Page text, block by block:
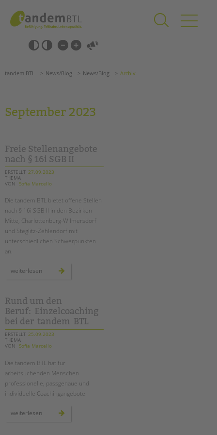
springen
Barrierefrei-
Einstellungen
überspringen
überspringen
Grundschulen
Förderzentren
Kollegs
EFöB
Schulbezogene Sozialarbeit
HILFEN ZUR ERZIEHUNG
EINGLIEDERUNGSHILFE
Zertfikatskurse
Seminarkalender
Seminarräume
STADTTEILARBEIT
PROFIL | LEITBILD
Bereiche im Überblick
Kinder- und Jugendschutz
Gesellschafter VdK
Suchen
tandem BTL News/Blog News/Blog Archiv
September 2023
Freie Stellenangebote
nach § 16i SGB II
ERSTELLT 27.09.2023
THEMA
VON
Sofia Marcello
Die tandem BTL bietet offene Stellen
nach § 16i SGB II in den Bezirken
Mitte, Charlottenburg-Wilmersdorf
und Steglitz-Zehlendorf mit
unterschiedlichen Schwerpunkten
an.
weiterlesen
stellenangebote
sgb
ii
Rund um den
Beruf: Einzelcoaching
bei der tandem BTL
ERSTELLT 25.09.2023
THEMA
VON
Sofia Marcello
Die tandem BTL hat für
arbeitsuchenden Menschen
professionelle, passgenaue und
individuelle Coachingangebote.
weiterlesen